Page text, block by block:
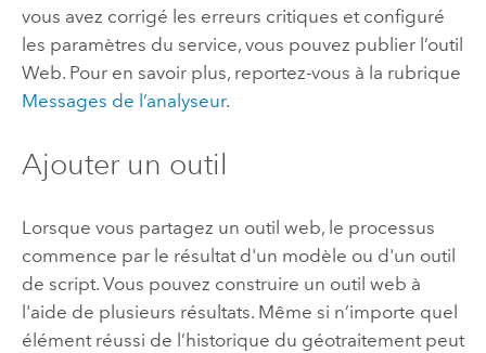
vous avez corrigé les erreurs critiques et configuré
les paramètres du service, vous pouvez publier l’outil
Web. Pour en savoir plus, reportez-vous à la rubrique
Messages de l’analyseur.
Ajouter un outil
Lorsque vous partagez un outil web, le processus
commence par le résultat d'un modèle ou d'un outil
de script. Vous pouvez construire un outil web à
l'aide de plusieurs résultats. Même si n’importe quel
élément réussi de l’historique du géotraitement peut